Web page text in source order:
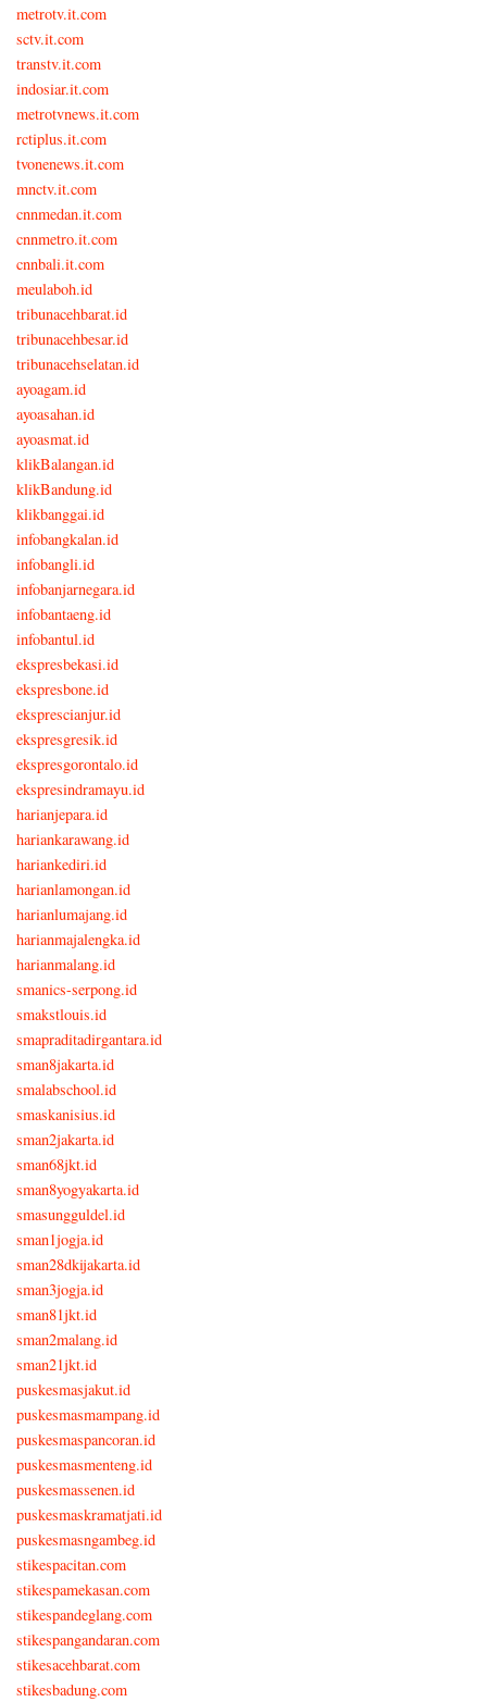
metrotv.it.com
sctv.it.com
transtv.it.com
indosiar.it.com
metrotvnews.it.com
rctiplus.it.com
tvonenews.it.com
mnctv.it.com
cnnmedan.it.com
cnnmetro.it.com
cnnbali.it.com
meulaboh.id
tribunacehbarat.id
tribunacehbesar.id
tribunacehselatan.id
ayoagam.id
ayoasahan.id
ayoasmat.id
klikBalangan.id
klikBandung.id
klikbanggai.id
infobangkalan.id
infobangli.id
infobanjarnegara.id
infobantaeng.id
infobantul.id
ekspresbekasi.id
ekspresbone.id
eksprescianjur.id
ekspresgresik.id
ekspresgorontalo.id
ekspresindramayu.id
harianjepara.id
hariankarawang.id
hariankediri.id
harianlamongan.id
harianlumajang.id
harianmajalengka.id
harianmalang.id
smanics-serpong.id
smakstlouis.id
smapraditadirgantara.id
sman8jakarta.id
smalabschool.id
smaskanisius.id
sman2jakarta.id
sman68jkt.id
sman8yogyakarta.id
smasungguldel.id
sman1jogja.id
sman28dkijakarta.id
sman3jogja.id
sman81jkt.id
sman2malang.id
sman21jkt.id
puskesmasjakut.id
puskesmasmampang.id
puskesmaspancoran.id
puskesmasmenteng.id
puskesmassenen.id
puskesmaskramatjati.id
puskesmasngambeg.id
stikespacitan.com
stikespamekasan.com
stikespandeglang.com
stikespangandaran.com
stikesacehbarat.com
stikesbadung.com